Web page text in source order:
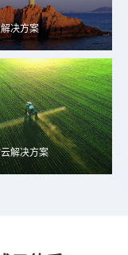
决方案
解决方案